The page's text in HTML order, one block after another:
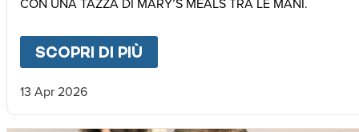
SCOPRI DI PIÙ
13 Apr 2026